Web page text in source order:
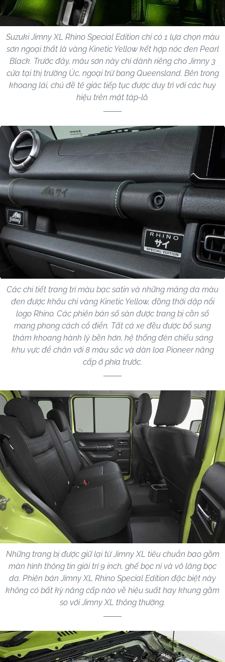
Suzuki Jimny XL Rhino Special Edition chỉ có 1 lựa chọn màu
sơn ngoại thất là vàng Kinetic Yellow kết hợp nóc đen Pearl
Black. Trước đây, màu sơn này chỉ dành riêng cho Jimny 3
cửa tại thị trường Úc, ngoại trừ bang Queensland. Bên trong
khoang lái, chủ đề tê giác tiếp tục được duy trì với các huy
hiệu trên mặt táp-lô.
Các chi tiết trang trí màu bạc satin và những mảng da màu
đen được khâu chỉ vàng Kinetic Yellow, đồng thời dập nổi
logo Rhino. Các phiên bản số sàn được trang bị cần số
mang phong cách cổ điển. Tất cả xe đều được bổ sung
thảm khoang hành lý bền hơn, hệ thống đèn chiếu sáng
khu vực để chân với 8 màu sắc và dàn loa Pioneer nâng
cấp ở phía trước.
Những trang bị được giữ lại từ Jimny XL tiêu chuẩn bao gồm
màn hình thông tin giải trí 9 inch, ghế bọc nỉ và vô lăng bọc
da. Phiên bản Jimny XL Rhino Special Edition đặc biệt này
không có bất kỳ nâng cấp nào về hiệu suất hay khung gầm
so với Jimny XL thông thường.